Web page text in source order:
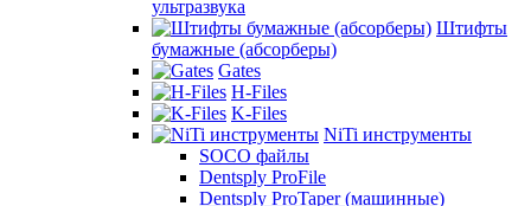
ультразвука
Штифты
бумажные (абсорберы)
Gates
H-Files
K-Files
NiTi инструменты
SOCO файлы
Dentsply ProFile
Dentsply ProTaper (машинные)